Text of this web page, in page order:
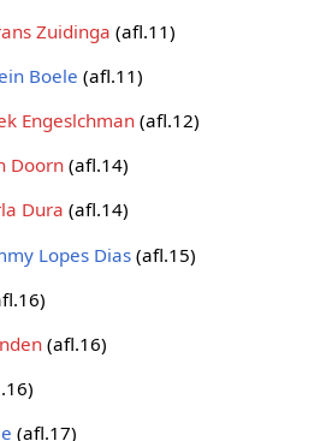
Zuidinga (afl.11)
Boele (afl.11)
Engeslchman(afl.12)
Doorn (afl.14)
Dura (afl.14)
Lopes Dias (afl.15)
(afl.16)
(afl.17)